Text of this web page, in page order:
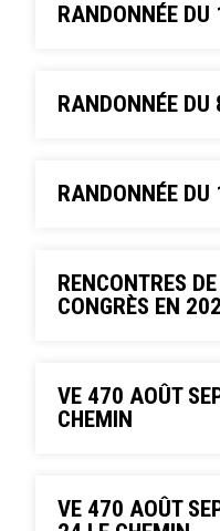
RANDONNÉE
RANDONNÉE
RANDONNÉE
RENCONTRES
CONGRÈS EN
VE 470 AOÛT
CHEMIN
VE 470 AOÛT